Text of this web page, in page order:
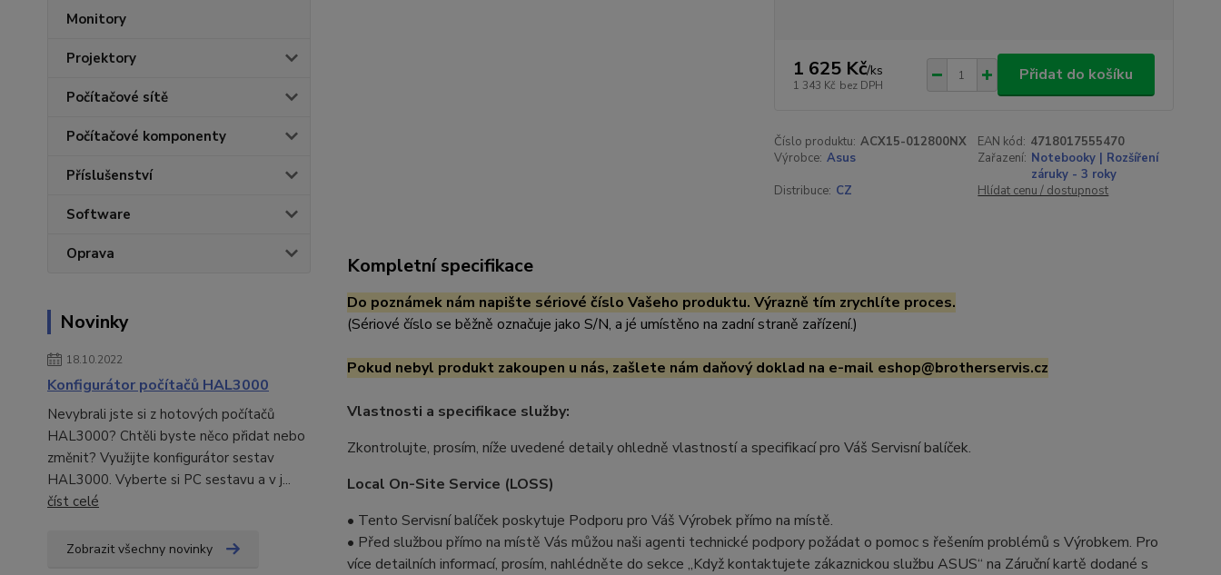
Monitory
Projektory
Počítačové sítě
Počítačové komponenty
Příslušenství
Software
Oprava
Novinky
18.10.2022
Konfigurátor počítačů HAL3000
Nevybrali jste si z hotových počítačů
HAL3000? Chtěli byste něco přidat nebo
změnit? Využijte konfigurátor sestav
HAL3000. Vyberte si PC sestavu a v j...
číst celé
Zobrazit všechny novinky
1 625 Kč/ks
1 343 Kč bez DPH
Přidat do košíku
Číslo produktu: ACX15-012800NX EAN kód: 4718017555470
Výrobce: Asus Zařazení: Notebooky | Rozšíření
záruky - 3 roky
Distribuce: CZ Hlídat cenu / dostupnost
Kompletní specifikace
Do poznámek nám napište sériové číslo Vašeho produktu. Výrazně tím zrychlíte proces.
(Sériové číslo se běžně označuje jako S/N, a jé umístěno na zadní straně zařízení.)
Pokud nebyl produkt zakoupen u nás, zašlete nám daňový doklad na e-mail eshop@brotherservis.cz
Vlastnosti a specifikace služby:
Zkontrolujte, prosím, níže uvedené detaily ohledně vlastností a specifikací pro Váš Servisní balíček.
Local On-Site Service (LOSS)
• Tento Servisní balíček poskytuje Podporu pro Váš Výrobek přímo na místě.
• Před službou přímo na místě Vás můžou naši agenti technické podpory požádat o pomoc s řešením problémů s Výrobkem. Pro
více detailních informací, prosím, nahlédněte do sekce „Když kontaktujete zákaznickou službu ASUS“ na Záruční kartě dodané s